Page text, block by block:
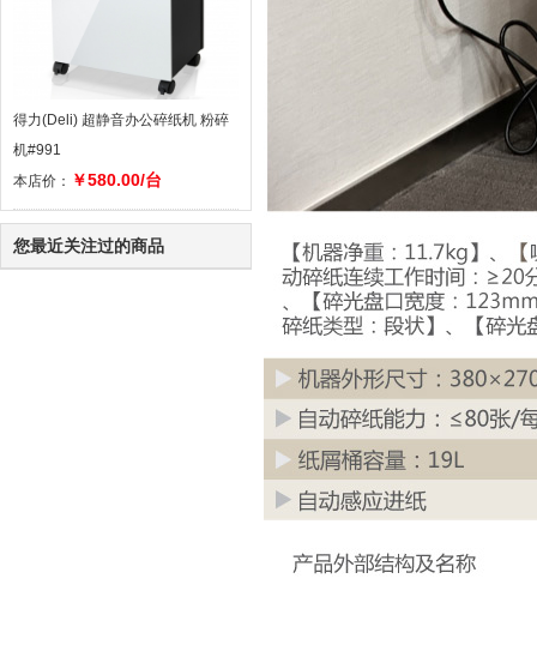
得力(Deli) 超静音办公碎纸机 粉碎
机#991
本店价： ￥580.00/台
您最近关注过的商品